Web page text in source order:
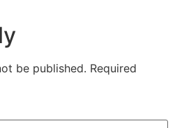
be published. Required